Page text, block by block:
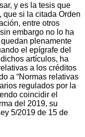
y es la tesis que
si la citada Orden
entre otros
embargo no lo ha
plenamente
el epígrafe del
artículos, ha
a los créditos
a “Normas relativas
regulados por la
coincidir el
del 2019, su
5/2019 de 15 de